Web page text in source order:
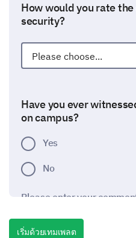
How would you rate
security?
Have you ever
on campus?
Yes
No
Please enter your
เริ่มด้วยเทมเพลต